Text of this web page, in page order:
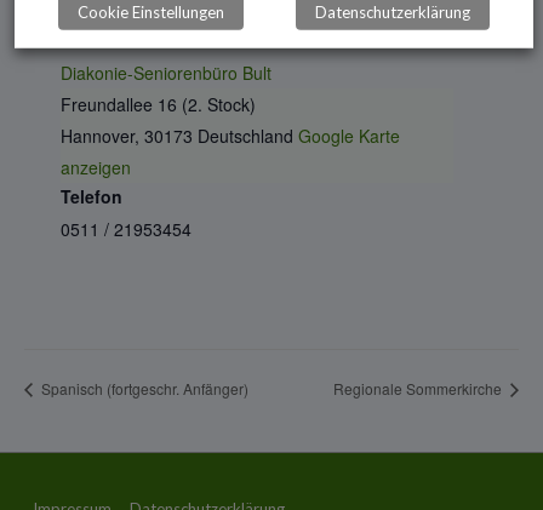
Diakonie-Seniorenbüro Bult
Freundallee 16 (2. Stock)
Hannover, 30173 Deutschland Google Karte
anzeigen
Telefon
0511 / 21953454
Spanisch (fortgeschr. Anfänger) Regionale Sommerkirche
Cookie Einstellungen Datenschutzerklärung